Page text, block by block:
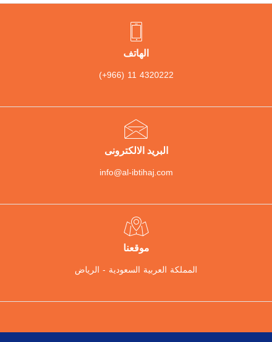
الهاتف
(+966) 11 4320222
البريد الالكترونى
info@al-ibtihaj.com
موقعنا
المملكة العربية السعودية - الرياض